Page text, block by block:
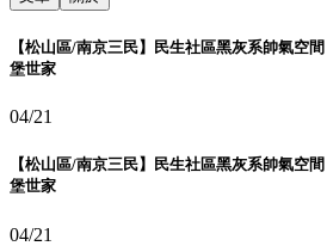
【松山區/南京三民】民生社區黑灰系帥氣空
堡世家
04/21
【松山區/南京三民】民生社區黑灰系帥氣空
堡世家
04/21